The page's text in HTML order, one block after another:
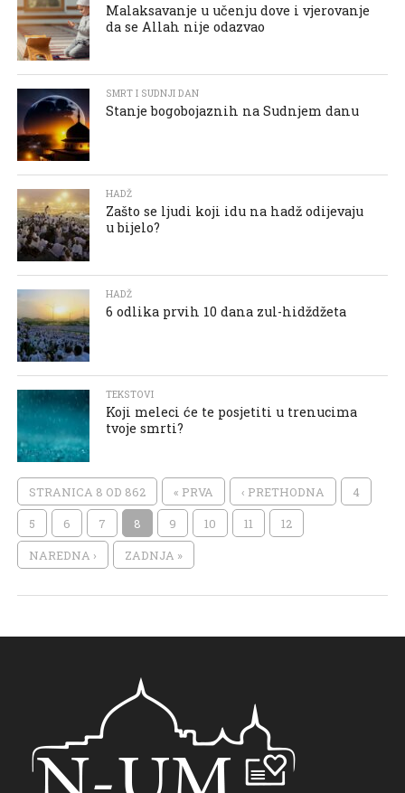
Malaksavanje u učenju dove i vjerovanje
da se Allah nije odazvao
SMRT I SUDNJI DAN
Stanje bogobojaznih na Sudnjem danu
HADŽ
Zašto se ljudi koji idu na hadž odijevaju
u bijelo?
HADŽ
6 odlika prvih 10 dana zul-hidždžeta
TEKSTOVI
Koji meleci će te posjetiti u trenucima
tvoje smrti?
STRANICA 8 OD 862 « PRVA ‹ PRETHODNA 4
5 6 7 8 9 10 11 12
NAREDNA › ZADNJA »